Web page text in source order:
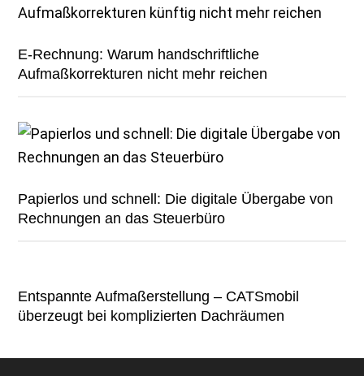
E-Rechnung: Warum handschriftliche
Aufmaßkorrekturen nicht mehr reichen
Papierlos und schnell: Die digitale Übergabe von
Rechnungen an das Steuerbüro
Entspannte Aufmaßerstellung – CATSmobil
überzeugt bei komplizierten Dachräumen